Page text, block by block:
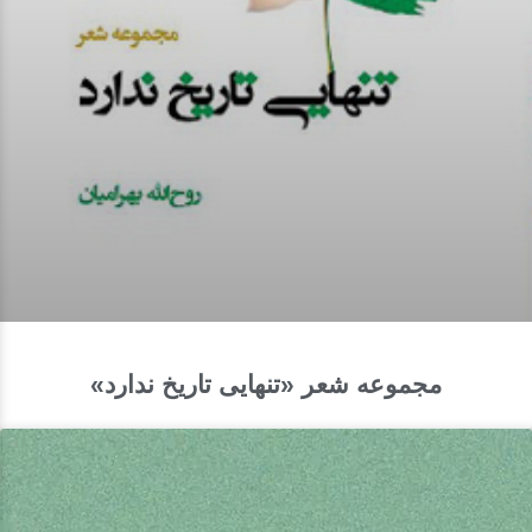
مجموعه‌ شعر «تنهایی تاریخ ندارد»